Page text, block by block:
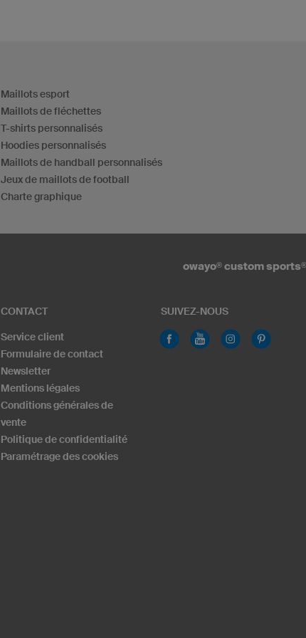
Maillots esport
Maillots de fléchettes
T-shirts personnalisés
Hoodies personnalisés
Maillots de handball personnalisés
Jeux de maillots de football
Charte graphique
owayo® custom sports®
CONTACT
Service client
Formulaire de contact
Newsletter
Mentions légales
Conditions générales de
vente
Politique de confidentialité
Paramétrage des cookies
SUIVEZ-NOUS